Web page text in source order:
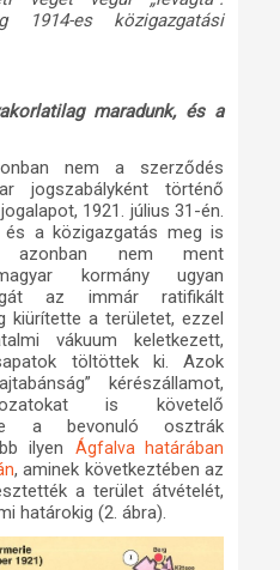
1914-es közigazgatási
maradunk, és a
nem a szerződés
jogszabályként történő
1921. július 31-én.
a közigazgatás meg is
azonban nem ment
kormány ugyan
az immár ratifikált
kiürítette a területet, ezzel
vákuum keletkezett,
töltöttek ki. Azok
kérészállamot,
is követelő
a bevonuló osztrák
ilyen Ágfalva határában
, aminek következtében az
a terület átvételét,
határokig (2. ábra).